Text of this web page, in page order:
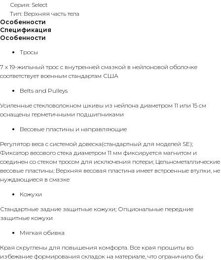
Серия: Select
Тип: Верхняя часть тела
Особенности
Спецификация
Особенности
Тросы
7 х 19-жильный трос с внутренней смазкой в нейлоновой оболочке
соответствует военным стандартам США
Belts and Pulleys
Усиленные стекловолокном шкивы из нейлона диаметром 11 или 15 см
оснащены герметичными подшипниками
Весовые пластины и направляющие
Регулятор веса с системой довеска(стандартный для моделей SE);
Фиксатор весового стека диаметром 11 мм фиксируется магнитом и
соединен со стеком тросом для исключения потери; Цельнометаллические
весовые пластины; Верхняя весовая пластина имеет встроенные втулки, не
нуждающиеся в смазке
Кожухи
Стандартные задние защитные кожухи; Опциональные передние
защитные кожухи
Мягкая обивка
Края скруглены для повышения комфорта. Все края прошиты во
избежание формирования складок на материале, что ограничило бы